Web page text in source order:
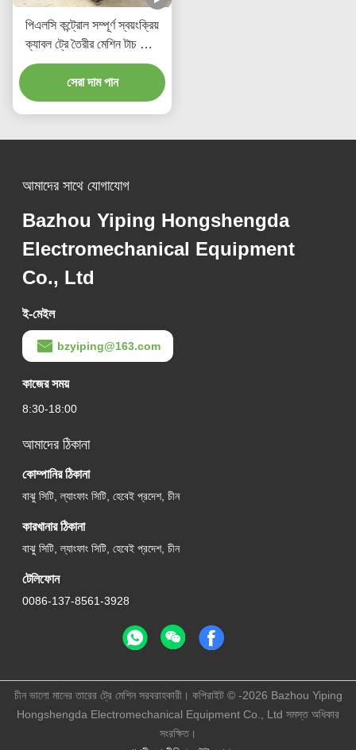
পিএলসি কন্ট্রোল সম্পূর্ণ স্বয়ংক্রিয়
ক্যাবল ট্রে তৈরীর মেশিন টাচ স্ক্রিন
সহ সিঁড়ি টাইপ
সেরা দাম পান
আমাদের সাথে যোগাযোগ
Bazhou Yiping Hongshengda
Electromechanical Equipment
Co., Ltd
ই-মেইল
bzyiping@163.com
কাজের সময়
8:30-18:00
আমাদের ঠিকানা
কোম্পানির ঠিকানা
বাঝু সিটি, ল্যাংফাং সিটি, হেবেই প্রদেশ, চীন
কারখানার ঠিকানা
বাঝু সিটি, ল্যাংফাং সিটি, হেবেই প্রদেশ, চীন
টেলিফোন
0086-137-8561-3928
চীন ভালো মানের তারের ট্রে মেশিন সরবরাহকারী। কপিরাইট © -2026 Bazhou Yiping
Hongshengda Electromechanical Equipment Co., Ltd সমস্ত অধিকার
সংরক্ষিত।